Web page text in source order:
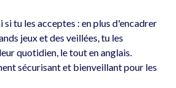
si tu les acceptes : en plus d'encadrer
jeux et des veillées, tu les
quotidien, le tout en anglais.